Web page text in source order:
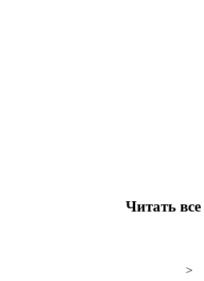
Читать все
>